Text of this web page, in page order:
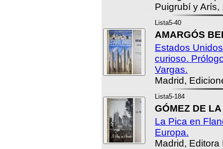
Puigrubí y Arís,
Lista5-40
AMARGÓS
Estados
curioso.
Vargas.
Madrid,
Lista5-184
GÓMEZ DE
La Pica en
Europa.
Madrid,